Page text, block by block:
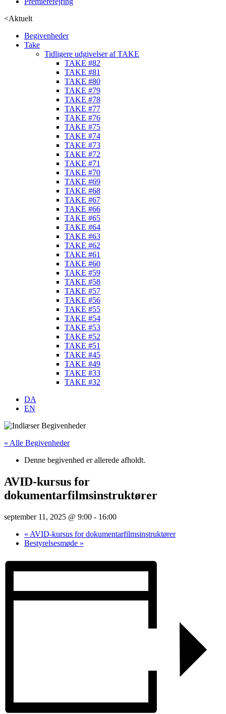
<Aktuelt
Begivenheder
Take
Tidligere udgivelser af TAKE
TAKE #82
TAKE #81
TAKE #80
TAKE #79
TAKE #78
TAKE #77
TAKE #76
TAKE #75
TAKE #74
TAKE #73
TAKE #72
TAKE #71
TAKE #70
TAKE #69
TAKE #68
TAKE #67
TAKE #66
TAKE #65
TAKE #64
TAKE #63
TAKE #62
TAKE #61
TAKE #60
TAKE #59
TAKE #58
TAKE #57
TAKE #56
TAKE #55
TAKE #54
TAKE #53
TAKE #52
TAKE #51
TAKE #45
TAKE #49
TAKE #33
TAKE #32
DA
EN
« Alle Begivenheder
Denne begivenhed er allerede afholdt.
AVID-kursus for
dokumentarfilmsinstruktører
september 11, 2025 @ 9:00 - 16:00
« AVID-kursus for dokumentarfilmsinstruktører
Bestyrelsesmøde »